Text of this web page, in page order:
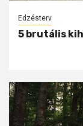
Edzésterv
5 brutális